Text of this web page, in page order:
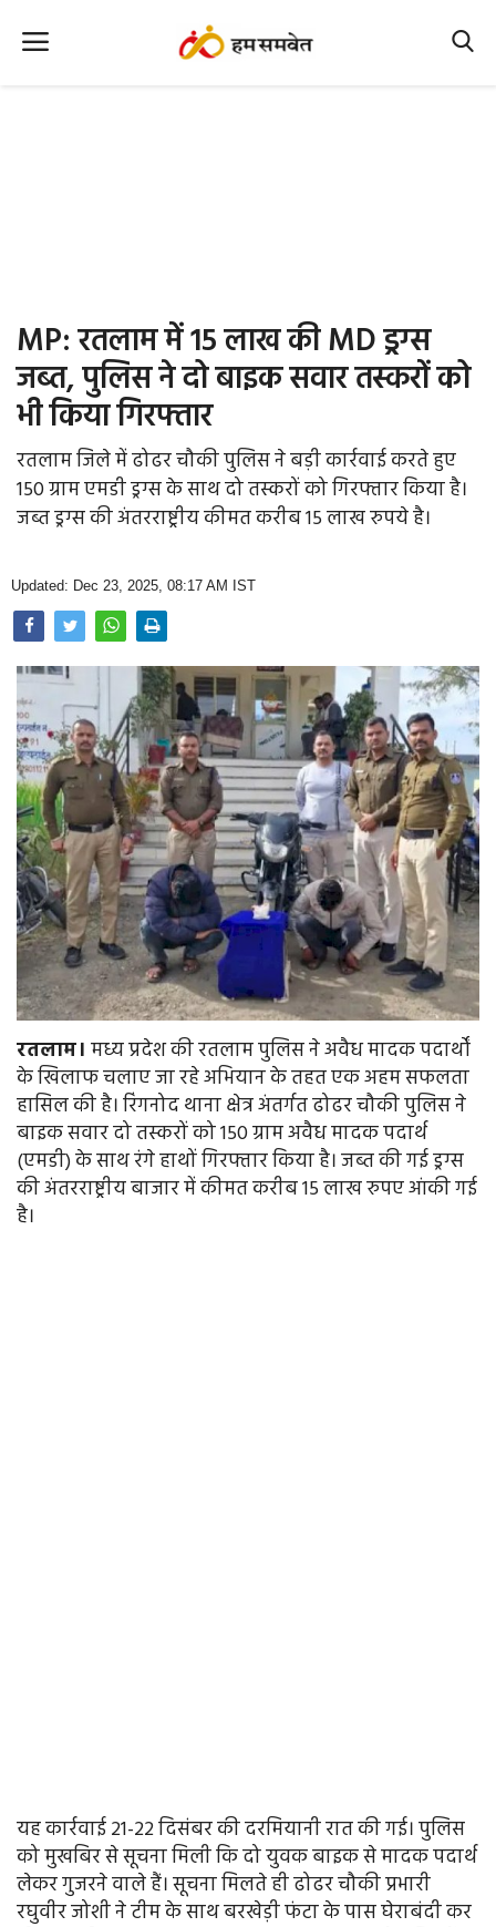
Office Office
Political Gossips
Farm & Food
Opinion
Photo Gallery
Home
MP: रतलाम में 15 लाख की MD ड्रग्स
जब्त, पुलिस ने दो बाइक सवार तस्करों को
भी किया गिरफ्तार
रतलाम जिले में ढोढर चौकी पुलिस ने बड़ी कार्रवाई करते हुए
150 ग्राम एमडी ड्रग्स के साथ दो तस्करों को गिरफ्तार किया है।
जब्त ड्रग्स की अंतरराष्ट्रीय कीमत करीब 15 लाख रुपये है।
Updated: Dec 23, 2025, 08:17 AM IST
रतलाम। मध्य प्रदेश की रतलाम पुलिस ने अवैध मादक पदार्थों
के खिलाफ चलाए जा रहे अभियान के तहत एक अहम सफलता
हासिल की है। रिंगनोद थाना क्षेत्र अंतर्गत ढोढर चौकी पुलिस ने
बाइक सवार दो तस्करों को 150 ग्राम अवैध मादक पदार्थ
(एमडी) के साथ रंगे हाथों गिरफ्तार किया है। जब्त की गई ड्रग्स
की अंतरराष्ट्रीय बाजार में कीमत करीब 15 लाख रुपए आंकी गई
है।
यह कार्रवाई 21-22 दिसंबर की दरमियानी रात की गई। पुलिस
को मुखबिर से सूचना मिली कि दो युवक बाइक से मादक पदार्थ
लेकर गुजरने वाले हैं। सूचना मिलते ही ढोढर चौकी प्रभारी
रघुवीर जोशी ने टीम के साथ बरखेड़ी फंटा के पास घेराबंदी कर